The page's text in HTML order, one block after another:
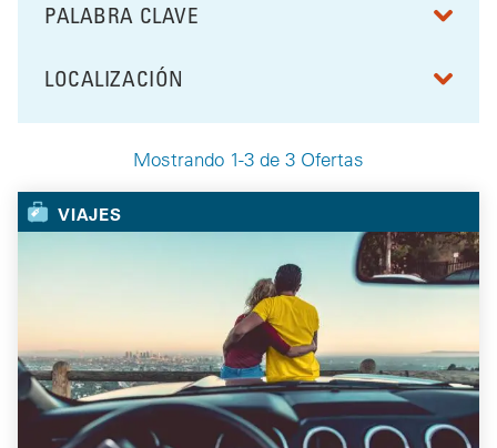
Mostrando 1-3 de 3 Ofertas
FILTRAR POR
PALABRA CLAVE
FILTRAR POR
LOCALIZACIÓN
Your Selected Deals
VIAJES